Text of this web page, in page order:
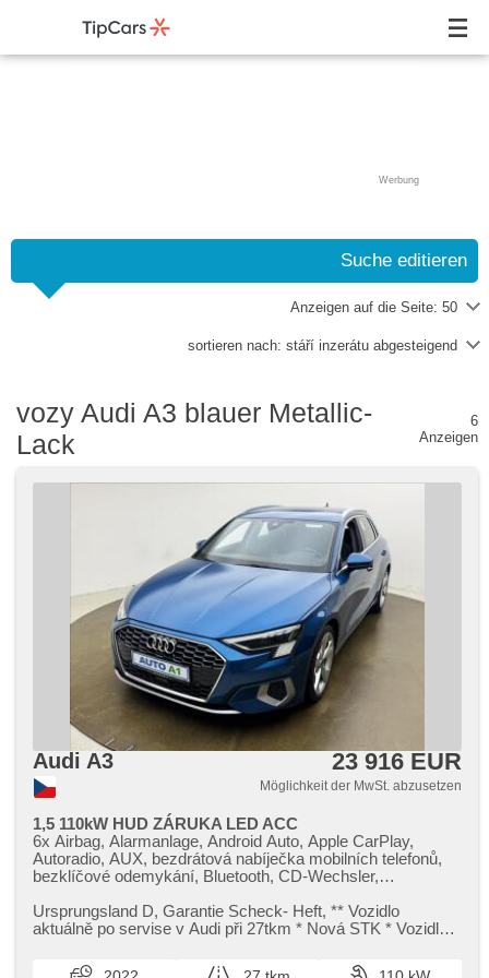
Werbung
Suche editieren
Anzeigen auf die Seite: 50
sortieren nach: stáří inzerátu abgesteigend
vozy Audi A3 blauer Metallic-
Lack
6
Anzeigen
Audi A3 23 916 EUR
Möglichkeit der MwSt. abzusetzen
1,5 110kW HUD ZÁRUKA LED ACC
6x Airbag, Alarmanlage, Android Auto, Apple CarPlay,
Autoradio, AUX, bezdrátová nabíječka mobilních telefonů,
bezklíčové odemykání, Bluetooth, CD-Wechsler,
Leuchten, digitální přístrojový štít, 2-Zonen Klimaanlage, El.
Seitenscheiben, El. Vorderscheiben, El. Klappspiegel, El.
Wegfahrsperre, isofix, Klimaanlage, LED denní svícení, LED
Ursprungsland D,​ Garantie Scheck​- Heft,​ ​*​* Vozidlo
aktuálně po servise v Audi při 27tkm ​* Nová STK ​* Vozidlo v